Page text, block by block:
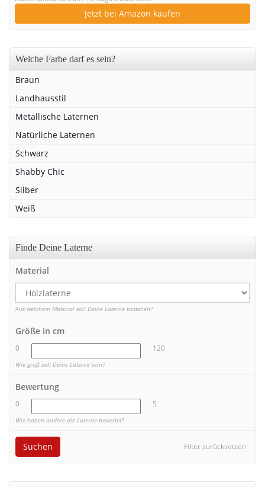
Jetzt bei Amazon kaufen
Welche Farbe darf es sein?
Braun
Landhausstil
Metallische Laternen
Natürliche Laternen
Schwarz
Shabby Chic
Silber
Weiß
Finde Deine Laterne
Material
Aus welchem Material soll Deine Laterne bestehen?
Größe in cm
0 120
Wie groß soll Deine Laterne sein?
Bewertung
0 5
Wie haben andere die Laterne bewertet?
Filter zurücksetzen
Suchen